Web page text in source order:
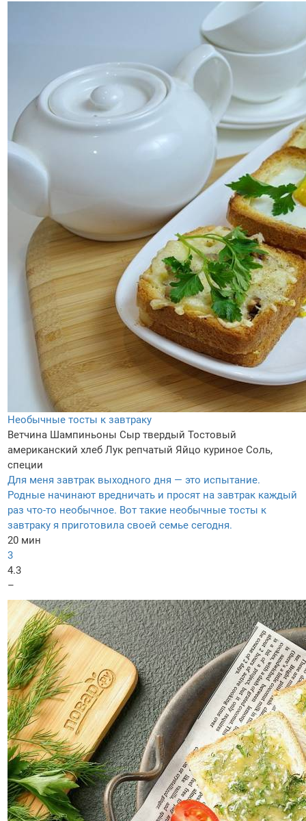
Необычные тосты к завтраку
Ветчина Шампиньоны Сыр твердый Тостовый
американский хлеб Лук репчатый Яйцо куриное Соль,
специи
Для меня завтрак выходного дня — это испытание.
Родные начинают вредничать и просят на завтрак каждый
раз что-то необычное. Вот такие необычные тосты к
завтраку я приготовила своей семье сегодня.
20 мин
3
4.3
–